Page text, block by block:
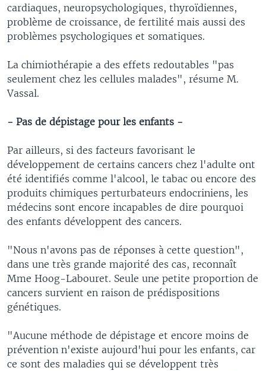
cardiaques, neuropsychologiques, thyroïdiennes,
problème de croissance, de fertilité mais aussi des
problèmes psychologiques et somatiques.
La chimiothérapie a des effets redoutables "pas
seulement chez les cellules malades", résume M.
Vassal.
- Pas de dépistage pour les enfants -
Par ailleurs, si des facteurs favorisant le
développement de certains cancers chez l'adulte ont
été identifiés comme l'alcool, le tabac ou encore des
produits chimiques perturbateurs endocriniens, les
médecins sont encore incapables de dire pourquoi
des enfants développent des cancers.
"Nous n'avons pas de réponses à cette question",
dans une très grande majorité des cas, reconnaît
Mme Hoog-Labouret. Seule une petite proportion de
cancers survient en raison de prédispositions
génétiques.
"Aucune méthode de dépistage et encore moins de
prévention n'existe aujourd'hui pour les enfants, car
ce sont des maladies qui se développent très